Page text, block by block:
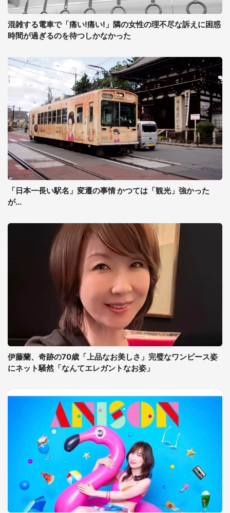
混雑する電車で「痛い!痛い!」隣の女性の理不尽な訴えに困惑
時間が過ぎるのを待つしかなかった
「日本一長い駅名」変遷の事情 かつては「観光」強かった
が...
伊藤蘭、奇跡の70歳「上品なお美しさ」完璧なワンピース姿
にネット騒然「なんてエレガントなお姿」